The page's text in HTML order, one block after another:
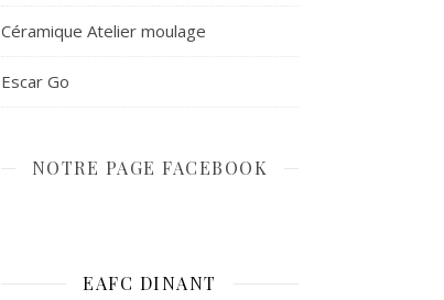
Céramique Atelier moulage
Escar Go
NOTRE PAGE FACEBOOK
EAFC DINANT